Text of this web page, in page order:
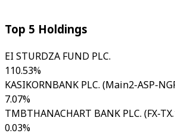
Top 5 Holdings
EI STURDZA FUND PLC.
110.53%
KASIKORNBANK PLC. (Main2-ASP-
7.07%
TMBTHANACHART BANK PLC. (FX-
0.03%